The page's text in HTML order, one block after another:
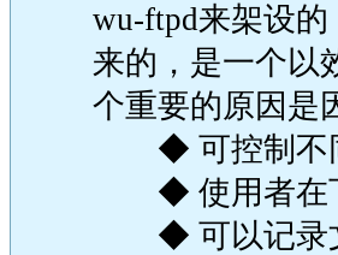
wu-ftpd来架设的
来的，是一个以
个重要的原因是
◆ 可控制不同
◆ 使用者在下
◆ 可以记录文